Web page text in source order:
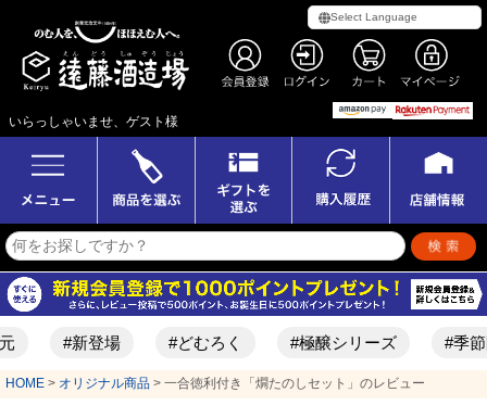
いらっしゃいませ、ゲスト様
#新登場 #どむろく #極醸シリーズ #季節
HOME オリジナル商品 一合徳利付き「燗たのしセット」のレビュー